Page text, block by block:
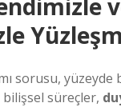
sorusu,
süreçler,